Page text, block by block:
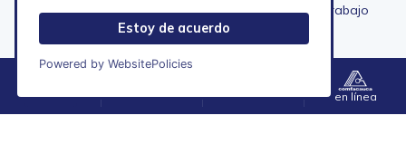
Estoy de acuerdo
Powered by WebsitePolicies
Menú Contacto Accesibilidad en línea
Política de protección de datos
Transparencia y acceso a la
información
Ministerio de Trabajo